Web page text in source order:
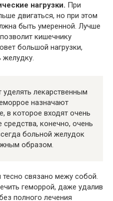
нагрузки. При
двигаться, но при этом
быть умеренной. Лучше
кишечнику
большой нагрузки,
желудку.
лекарственным
назначают
в которое входят очень
конечно, очень
больной желудок
образом.
тесно связано межу собой.
геморрой, даже удалив
полного лечения